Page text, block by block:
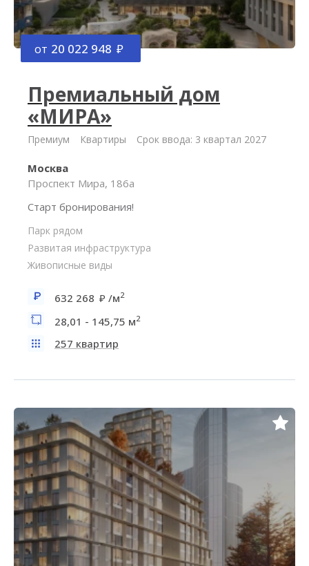
от 20 022 948
Премиальный дом
«МИРА»
Премиум Квартиры Срок ввода: 3 квартал 2027
Москва
Проспект Мира, 186а
Старт бронирования!
Парк рядом
Развитая инфраструктура
Живописные виды
632 268 /м2
28,01 - 145,75 м2
257 квартир